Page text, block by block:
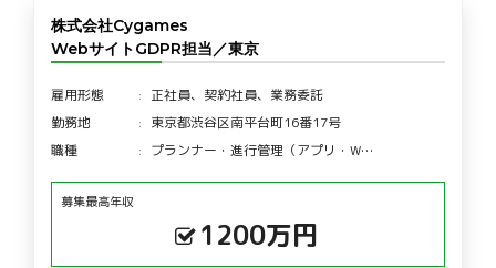
株式会社Cygames
WebサイトGDPR担当／東京
雇用形態
正社員、契約社員、業務委託
勤務地
東京都渋谷区南平台町16番17号
職種
プランナー・進行管理（アプリ・W…
募集最高年収
1200万円